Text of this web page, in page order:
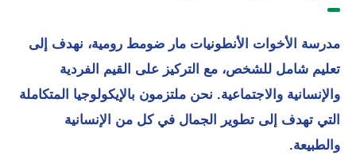
مدرسة الأخوات الأنطونيات مار ضومط رومية، نهدف إلى
تعليم شامل للشخص، مع التركيز على القيم الفردية
والإنسانية والاجتماعية. نحن ملتزمون بالإيكولوجيا المتكاملة
التي تهدف إلى تطوير الجمال في كل من الإنسانية
والطبيعة.